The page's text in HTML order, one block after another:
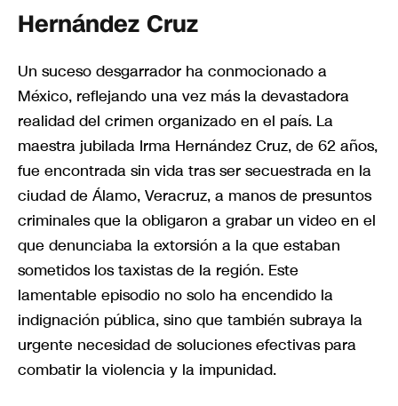
Hernández Cruz
Un suceso desgarrador ha conmocionado a
México, reflejando una vez más la devastadora
realidad del crimen organizado en el país. La
maestra jubilada Irma Hernández Cruz, de 62 años,
fue encontrada sin vida tras ser secuestrada en la
ciudad de Álamo, Veracruz, a manos de presuntos
criminales que la obligaron a grabar un video en el
que denunciaba la extorsión a la que estaban
sometidos los taxistas de la región. Este
lamentable episodio no solo ha encendido la
indignación pública, sino que también subraya la
urgente necesidad de soluciones efectivas para
combatir la violencia y la impunidad.